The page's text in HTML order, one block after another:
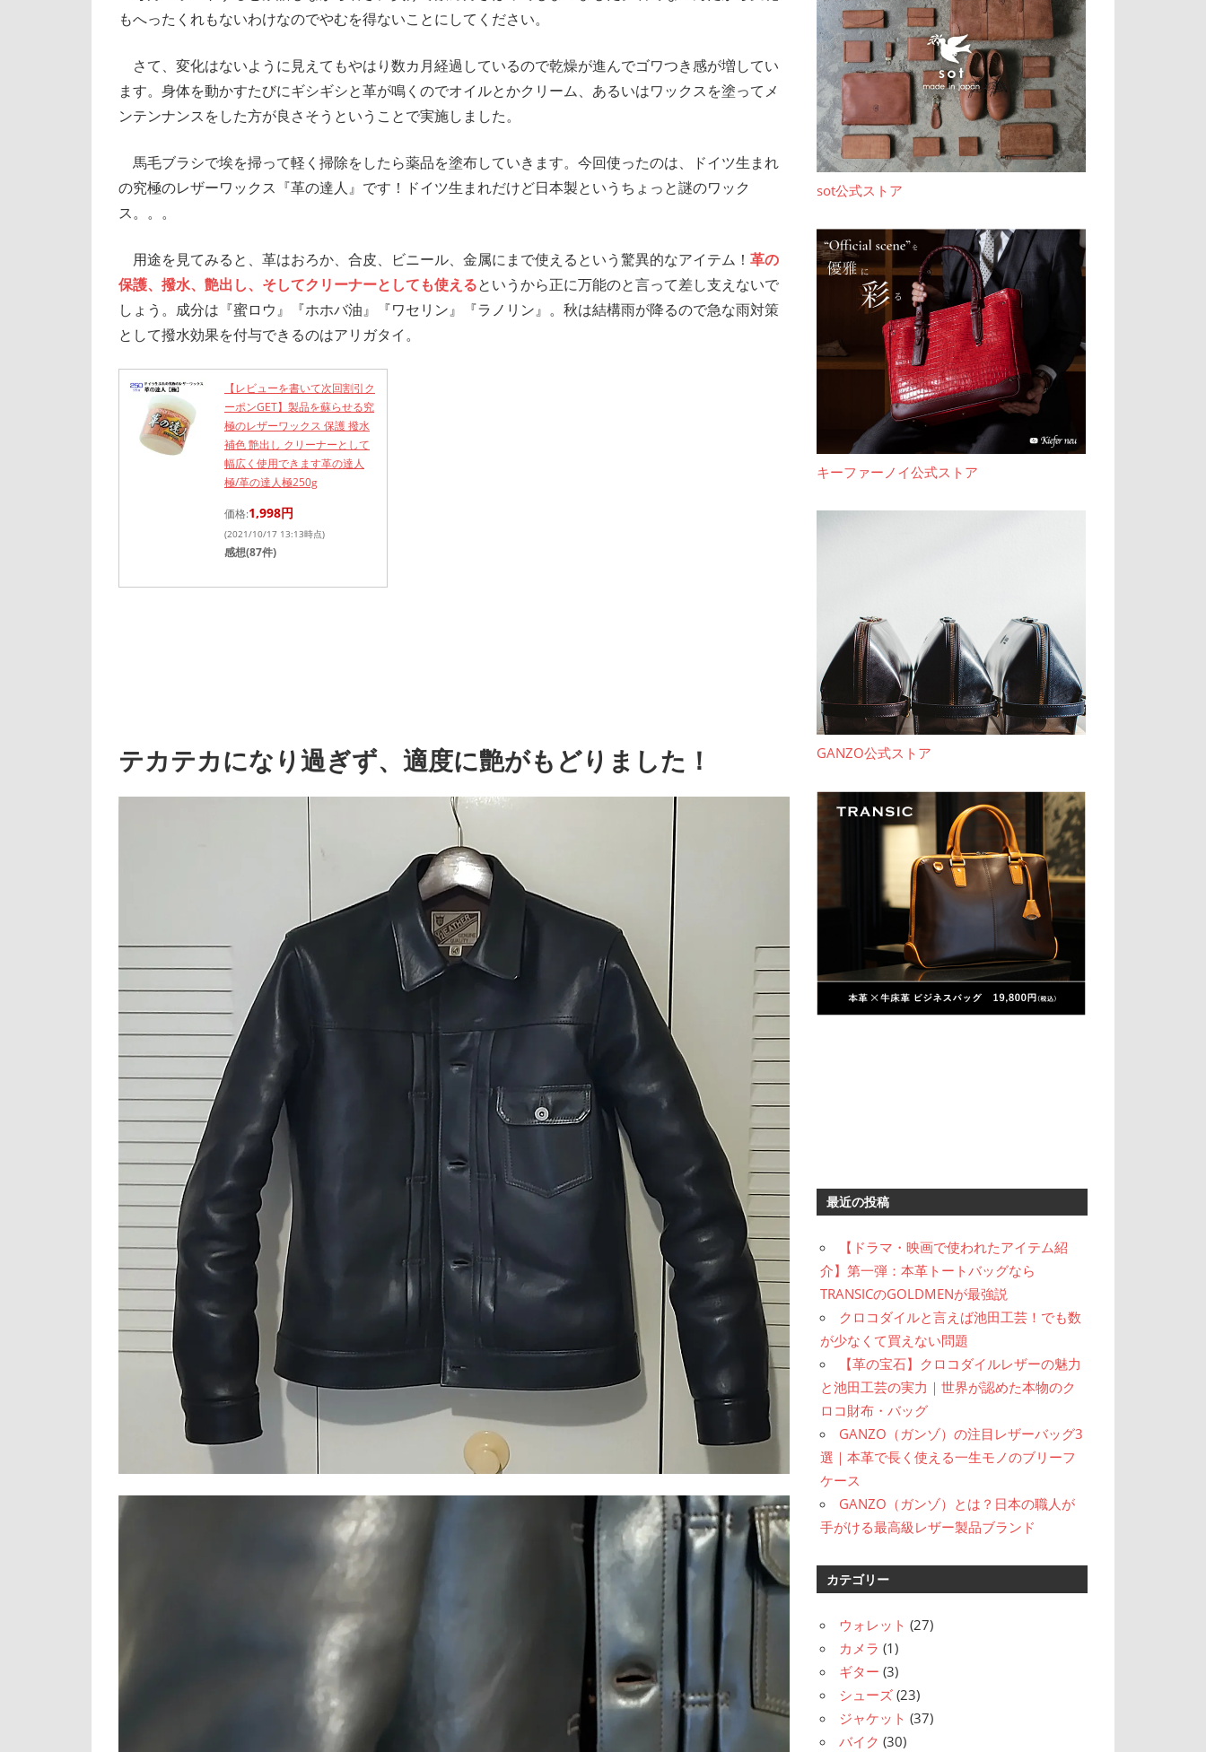
もへったくれもないわけなのでやむを得ないことにしてください。
さて、変化はないように見えてもやはり数カ月経過しているので乾燥が進んでゴワつき感が増してい
ます。身体を動かすたびにギシギシと革が鳴くのでオイルとかクリーム、あるいはワックスを塗ってメ
ンテンナンスをした方が良さそうということで実施しました。
馬毛ブラシで埃を掃って軽く掃除をしたら薬品を塗布していきます。今回使ったのは、ドイツ生まれ
の究極のレザーワックス『革の達人』です！ドイツ生まれだけど日本製というちょっと謎のワック
ス。。。
用途を見てみると、革はおろか、合皮、ビニール、金属にまで使えるという驚異的なアイテム！ 革の
保護、撥水、艶出し、そしてクリーナーとしても使えるというから正に万能のと言って差し支えないで
しょう。成分は『蜜ロウ』『ホホバ油』『ワセリン』『ラノリン』。秋は結構雨が降るので急な雨対策
として撥水効果を付与できるのはアリガタイ。
【レビューを書いて次回割引ク
ーポンGET】製品を蘇らせる究
極のレザーワックス 保護 撥水
補色 艶出し クリーナーとして
幅広く使用できます革の達人
極/革の達人極250g
価格:1,998円
(2021/10/17 13:13時点)
感想(87件)
テカテカになり過ぎず、適度に艶がもどりました！
sot公式ストア
キーファーノイ公式ストア
GANZO公式ストア
最近の投稿
【ドラマ・映画で使われたアイテム紹
介】第一弾：本革トートバッグなら
TRANSICのGOLDMENが最強説
クロコダイルと言えば池田工芸！でも数
が少なくて買えない問題
【革の宝石】クロコダイルレザーの魅力
と池田工芸の実力｜世界が認めた本物のク
ロコ財布・バッグ
GANZO（ガンゾ）の注目レザーバッグ3
選｜本革で長く使える一生モノのブリーフ
ケース
GANZO（ガンゾ）とは？日本の職人が
手がける最高級レザー製品ブランド
カテゴリー
ウォレット (27)
カメラ (1)
ギター (3)
シューズ (23)
ジャケット (37)
バイク (30)